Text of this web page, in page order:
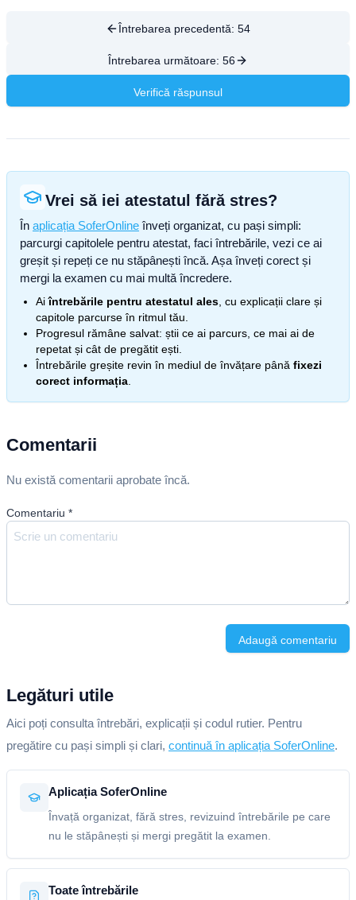
Întrebarea precedentă: 54
Întrebarea următoare: 56
Verifică răspunsul
Vrei să iei atestatul fără stres?
În aplicația SoferOnline înveți organizat, cu pași simpli:
parcurgi capitolele pentru atestat, faci întrebările, vezi ce ai
greșit și repeți ce nu stăpânești încă. Așa înveți corect și
mergi la examen cu mai multă încredere.
Aiîntrebările pentru atestatul ales , cu explicații clare și
capitole parcurse în ritmul tău.
Progresul rămâne salvat: știi ce ai parcurs, ce mai ai de
repetat și cât de pregătit ești.
Întrebările greșite revin în mediul de învățare până fixezi
corect informația
Comentarii
Nu există comentarii aprobate încă.
Comentariu *
Adaugă comentariu
Legături utile
Aici poți consulta întrebări, explicații și codul rutier. Pentru
pregătire cu pași simpli și clari, continuă în aplicația SoferOnline.
Aplicația SoferOnline
Învață organizat, fără stres, revizuind întrebările pe care
nu le stăpânești și mergi pregătit la examen.
Toate întrebările